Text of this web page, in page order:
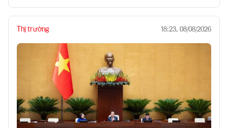
Thị trường 18:23, 08/08/2026